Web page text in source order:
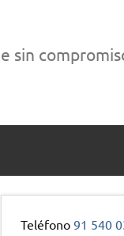
sin
Teléfono91 540